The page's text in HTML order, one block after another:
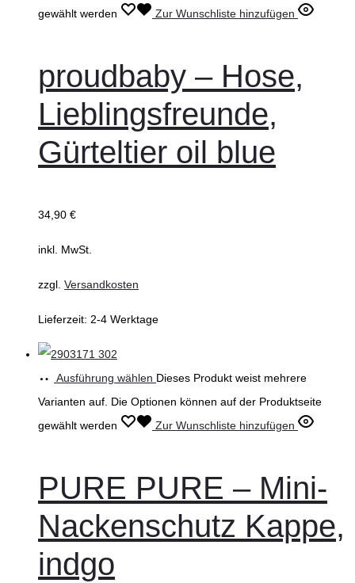
gewählt werden
Zur Wunschliste hinzufügen
proudbaby – Hose,
Lieblingsfreunde,
Gürteltier oil blue
34,90 €
inkl. MwSt.
zzgl. Versandkosten
Lieferzeit: 2-4 Werktage
Ausführung wählen Dieses Produkt weist mehrere
Varianten auf. Die Optionen können auf der Produktseite
gewählt werden
Zur Wunschliste hinzufügen
PURE PURE – Mini-
Nackenschutz Kappe,
indgo